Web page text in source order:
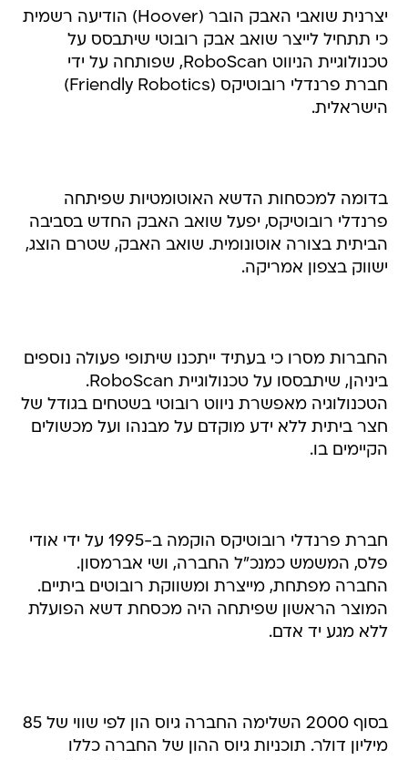
יצרנית שואבי האבק הובר (Hoover) הודיעה רשמית
כי תתחיל לייצר שואב אבק רובוטי שיתבסס על
טכנולוגיית הניווט RoboScan, שפותחה על ידי
חברת פרנדלי רובוטיקס (Friendly Robotics)
הישראלית.
בדומה למכסחות הדשא האוטומטיות שפיתחה
פרנדלי רובוטיקס, יפעל שואב האבק החדש בסביבה
הביתית בצורה אוטונומית. שואב האבק, שטרם הוצג,
ישווק בצפון אמריקה.
החברות מסרו כי בעתיד ייתכנו שיתופי פעולה נוספים
ביניהן, שיתבססו על טכנולוגיית RoboScan.
הטכנולוגיה מאפשרת ניווט רובוטי בשטחים בגודל של
חצר ביתית ללא ידע מוקדם על מבנהו ועל מכשולים
הקיימים בו.
חברת פרנדלי רובוטיקס הוקמה ב-1995 על ידי אודי
פלס, המשמש כמנכ"ל החברה, ושי אברמסון.
החברה מפתחת, מייצרת ומשווקת רובוטים ביתיים.
המוצר הראשון שפיתחה היה מכסחת דשא הפועלת
ללא מגע יד אדם.
בסוף 2000 השלימה החברה גיוס הון לפי שווי של 85
מיליון דולר. תוכניות גיוס ההון של החברה כללו